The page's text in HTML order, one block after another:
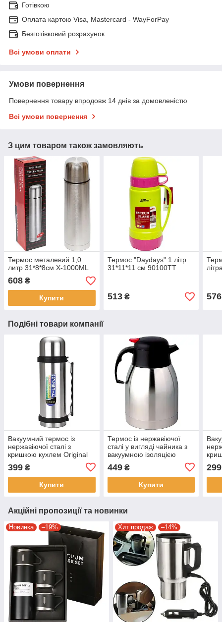
Готівкою
Оплата картою Visa, Mastercard - WayForPay
Безготівковий розрахунок
Всі умови оплати
Умови повернення
Повернення товару впродовж 14 днів за домовленістю
Всі умови повернення
З цим товаром також замовляють
Термос металевий 1,0
литр 31*8*8см Х-1000ML
608 ₴
Купити
Термос "Daydays" 1 літр
31*11*11 см 90100TT
513₴ 576
Подібні товари компанії
Вакуумний термос із
нержавіючої сталі з
кришкою кухлем Original
1.2л Термос для холодних
та гарячих напоїв
399 ₴
Купити
Термос із нержавіючої
сталі у вигляді чайника з
вакуумною ізоляцією
Safety Cap 2 л Термос для
напоїв
449₴
Купити
299
Акційні пропозиції та новинки
Новинка –19% Хит продаж –14%